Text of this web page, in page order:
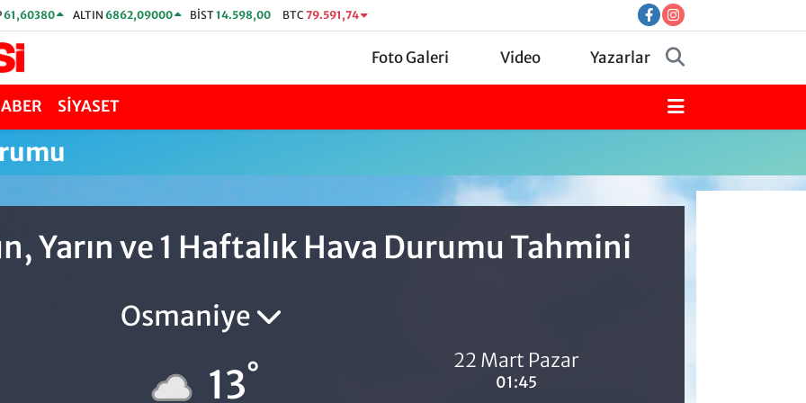
61,60380 ALTIN 6862,09000 BİST14.598,00 BTC 79.591,74
Foto Galeri Video Yazarlar
SİYASET
Yarın ve 1 Haftalık Hava Durumu Tahmini
Osmaniye
13° 22 Mart Pazar
01:45